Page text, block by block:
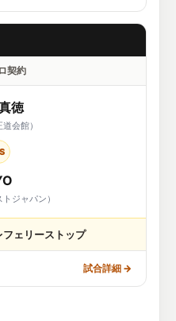
契約
徳
道会館）
ジャパン）
ェリーストップ
試合詳細 →